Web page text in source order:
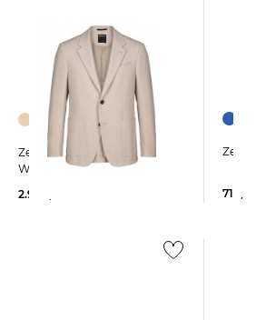
Zegna | Herren Sakko aus
Wolle, Kaschmir und Seide
2.900,00 €
710,00 €